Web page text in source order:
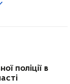
поліції в